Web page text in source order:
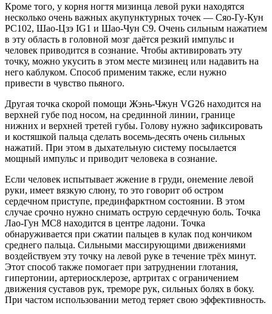
Кроме того, у корня ногтя мизинца левой руки находятся
несколько очень важных акупунктурных точек — Сяо-Гу-Кун
РС102, Шао-Цзэ IG1 и Шао-Чун C9. Очень сильным нажатием
в эту область в головной мозг даётся резкий импульс и
человек приводится в сознание. Чтобы активировать эту
точку, можно укусить в этом месте мизинец или надавить на
него каблуком. Способ применим также, если нужно
привести в чувство пьяного.
Другая точка скорой помощи Жэнь-Чжун VG26 находится на
верхней губе под носом, на срединной линии, границе
нижних и верхней третей губы. Голову нужно зафиксировать
и костяшкой пальца сделать восемь-десять очень сильных
нажатий. При этом в дыхательную систему посылается
мощный импульс и приводит человека в сознание.
Если человек испытывает жжение в груди, онемение левой
руки, имеет вязкую слюну, то это говорит об остром
сердечном приступе, прединфарктном состоянии. В этом
случае срочно нужно снимать острую сердечную боль. Точка
Лао-Гун МС8 находится в центре ладони. Точка
обнаруживается при сжатии пальцев в кулак под кончиком
среднего пальца. Сильными массирующими движениями
воздействуем эту точку на левой руке в течение трёх минут.
Этот способ также помогает при затруднении глотания,
гипертонии, артериосклерозе, артритах с ограничением
движения суставов рук, треморе рук, сильных болях в боку.
При частом использовании метод теряет свою эффективность.